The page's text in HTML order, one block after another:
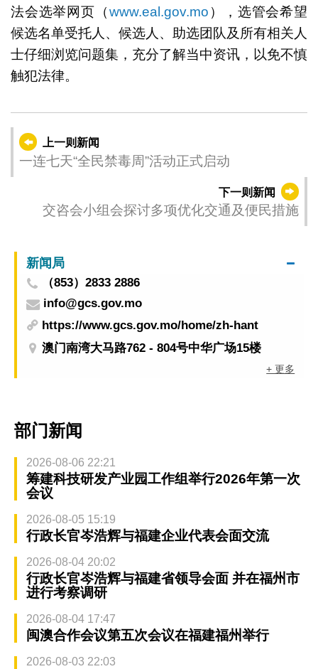
法会选举网页（www.eal.gov.mo ），选管会希望
候选名单受托人、候选人、助选团队及所有相关人
士仔细浏览问题集，充分了解当中资讯，以免不慎
触犯法律。
上一则新闻
一连七天“全民禁毒周”活动正式启动
下一则新闻
交咨会小组会探讨多项优化交通及便民措施
新闻局
（853）2833 2886
info@gcs.gov.mo
https://www.gcs.gov.mo/home/zh-hant
澳门南湾大马路762 - 804号中华广场15楼
+ 更多
部门新闻
2026-08-06 22:21
筹建科技研发产业园工作组举行2026年第一次
会议
2026-08-05 15:19
行政长官岑浩辉与福建企业代表会面交流
2026-08-04 20:02
行政长官岑浩辉与福建省领导会面 并在福州市
进行考察调研
2026-08-04 17:47
闽澳合作会议第五次会议在福建福州举行
2026-08-03 22:03